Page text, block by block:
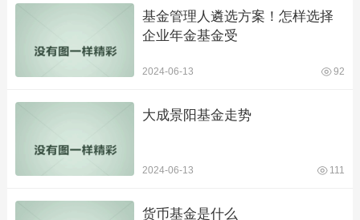
基金管理人遴选方案！怎样选择
企业年金基金受
2024-06-13 92
大成景阳基金走势
2024-06-13 111
货币基金是什么